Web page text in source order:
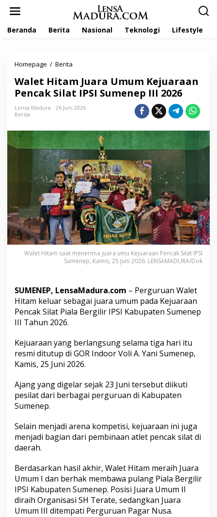
Beranda Berita Nasional Teknologi Lifestyle
Homepage / Berita
l
e
t
H
J
u
a
r
a
U
m
u
m
K
e
j
u
a
a
n
P
e
a
k
S
i
a
t
I
S
e
n
e
p
I
I
Walet Hitam Juara Umum Kejuaraan
Pencak Silat IPSI Sumenep III 2026
Lensa Madura
26 Juni 2026
Berita
Walet Hitam saat menerima juara umu Kejuaraan Pencak Silat IPSI
Sumenep, Kamis, 25 Juni 2026. LENSAMADURA/Dok
SUMENEP, LensaMadura.com – Perguruan Walet
Hitam keluar sebagai juara umum pada Kejuaraan
Pencak Silat Piala Bergilir IPSI Kabupaten Sumenep
III Tahun 2026.
Kejuaraan yang berlangsung selama tiga hari itu
resmi ditutup di GOR Indoor Voli A. Yani Sumenep,
Kamis, 25 Juni 2026.
Ajang yang digelar sejak 23 Juni tersebut diikuti
pesilat dari berbagai perguruan di Kabupaten
Sumenep.
Selain menjadi arena kompetisi, kejuaraan ini juga
menjadi bagian dari pembinaan atlet pencak silat di
daerah.
Berdasarkan hasil akhir, Walet Hitam meraih Juara
Umum I dan berhak membawa pulang Piala Bergilir
IPSI Kabupaten Sumenep. Posisi Juara Umum II
diraih Organisasi SH Terate, sedangkan Juara
Umum III ditempati Perguruan Pagar Nusa.